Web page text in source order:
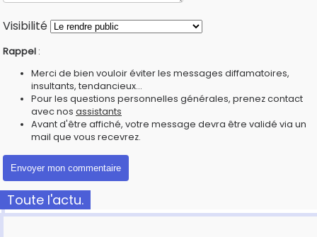
Visibilité
Rappel :
Merci de bien vouloir éviter les messages diffamatoires,
insultants, tendancieux...
Pour les questions personnelles générales, prenez contact
avec nos assistants
Avant d'être affiché, votre message devra être validé via un
mail que vous recevrez.
Toute l'actu.